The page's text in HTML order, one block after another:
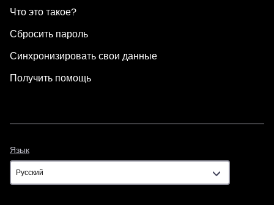
Что это такое?
Сбросить пароль
Синхронизировать свои данные
Получить помощь
Язык